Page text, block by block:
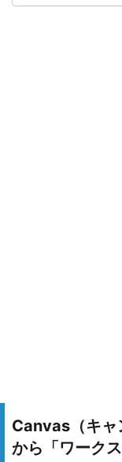
Canvas（キャ
から「ワーク